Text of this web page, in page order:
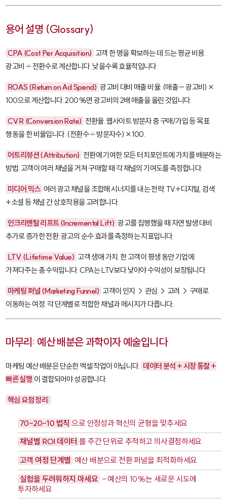
용어 설명 (Glossary)
CPA (Cost Per Acquisition) 고객 한 명을 확보하는 데 드는 평균 비용.
광고비 ÷ 전환수로 계산합니다. 낮을수록 효율적입니다.
ROAS (Return on Ad Spend) 광고비 대비 매출 비율. (매출 ÷ 광고비) ×
100으로 계산합니다. 200%면 광고비의 2배 매출을 올린 것입니다.
CVR (Conversion Rate) 전환율. 웹사이트 방문자 중 구매/가입 등 목표
행동을 한 비율입니다. (전환수 ÷ 방문자수) × 100.
어트리뷰션 (Attribution) 전환에 기여한 모든 터치포인트에 가치를 배분하는
방법. 고객이 여러 채널을 거쳐 구매할 때 각 채널의 기여도를 측정합니다.
미디어 믹스 여러 광고 채널을 조합해 시너지를 내는 전략. TV+디지털, 검색
+소셜 등 채널 간 상호작용을 고려합니다.
인크리멘탈 리프트 (Incremental Lift) 광고를 집행했을 때 자연 발생 대비
추가로 증가한 전환. 광고의 순수 효과를 측정하는 지표입니다.
LTV (Lifetime Value) 고객 생애 가치. 한 고객이 평생 동안 기업에
가져다주는 총 수익입니다. CPA는 LTV보다 낮아야 수익성이 보장됩니다.
마케팅 퍼널 (Marketing Funnel) 고객이 인지 → 관심 → 고려 → 구매로
이동하는 여정. 각 단계별로 적합한 채널과 메시지가 다릅니다.
마무리: 예산 배분은 과학이자 예술입니다
마케팅 예산 배분은 단순한 엑셀 작업이 아닙니다. 데이터 분석 + 시장 통찰 +
빠른 실행 이 결합되어야 성공합니다.
핵심 요점 정리:
70-20-10 법칙 으로 안정성과 혁신의 균형을 맞추세요
채널별 ROI 데이터 를 주간 단위로 추적하고 의사결정하세요
고객 여정 단계별 예산 배분으로 전환 퍼널을 최적화하세요
실험을 두려워하지 마세요 - 예산의 10%는 새로운 시도에
투자하세요